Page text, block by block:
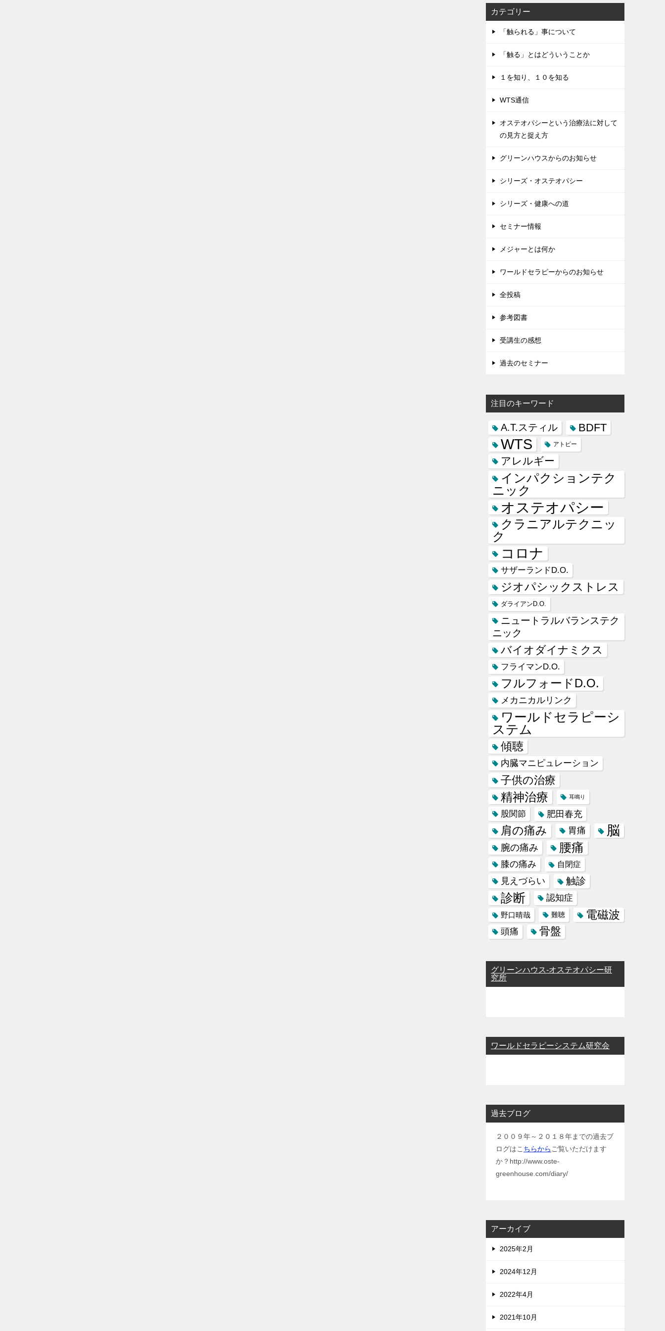
カテゴリー
「触られる」事について
「触る」とはどういうことか
１を知り、１０を知る
WTS通信
オステオパシーという治療法に対して
の見方と捉え方
グリーンハウスからのお知らせ
シリーズ・オステオパシー
シリーズ・健康への道
セミナー情報
メジャーとは何か
ワールドセラピーからのお知らせ
全投稿
参考図書
受講生の感想
過去のセミナー
注目のキーワード
A.T.スティル BDFT
WTS アトピー
アレルギー
インパクションテク
ニック
オステオパシー
クラニアルテクニッ
ク
コロナ
サザーランドD.O.
ジオパシックストレス
ダライアンD.O.
ニュートラルバランステク
ニック
バイオダイナミクス
フライマンD.O.
フルフォードD.O.
メカニカルリンク
ワールドセラピーシ
ステム
傾聴
内臓マニピュレーション
子供の治療
精神治療 耳鳴り
股関節 肥田春充
肩の痛み 胃痛 脳
腕の痛み 腰痛
膝の痛み 自閉症
見えづらい 触診
診断 認知症
野口晴哉 難聴 電磁波
頭痛 骨盤
グリーンハウス-オステオパシー研
究所
ワールドセラピーシステム研究会
過去ブログ
２００９年～２０１８年までの過去ブ
ログはこ ちらから ご覧いただけます
か？http://www.oste-
greenhouse.com/diary/
アーカイブ
2025年2月
2024年12月
2022年4月
2021年10月